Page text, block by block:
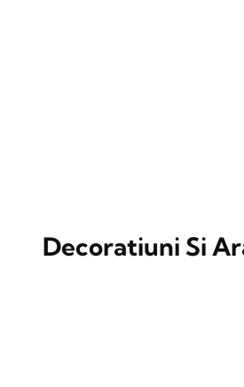
Decoratiuni Si